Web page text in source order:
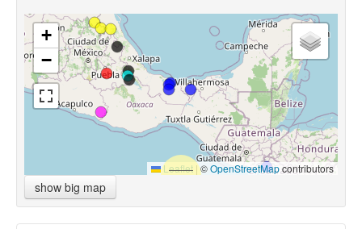
+
−
Leaflet |©OpenStreetMapcontributors
show big map